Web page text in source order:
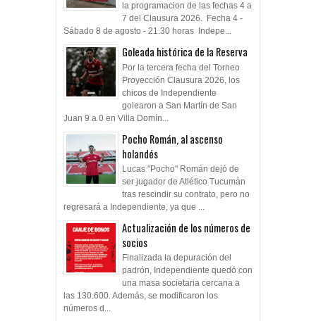
la programacion de las fechas 4 a
7 del Clausura 2026. Fecha 4 -
Sábado 8 de agosto - 21.30 horas Indepe...
Goleada histórica de la Reserva
Por la tercera fecha del Torneo
Proyección Clausura 2026, los
chicos de Independiente
golearon a San Martín de San
Juan 9 a 0 en Villa Domín...
Pocho Román, al ascenso
holandés
Lucas "Pocho" Román dejó de
ser jugador de Atlético Tucumán
tras rescindir su contrato, pero no
regresará a Independiente, ya que ...
Actualización de los números de
socios
Finalizada la depuración del
padrón, Independiente quedó con
una masa societaria cercana a
las 130.600. Además, se modificaron los
números d...